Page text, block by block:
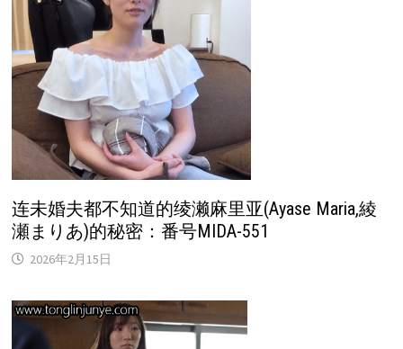
连未婚夫都不知道的绫濑麻里亚(Ayase Maria,綾
瀬まりあ)的秘密：番号MIDA-551
2026年2月15日